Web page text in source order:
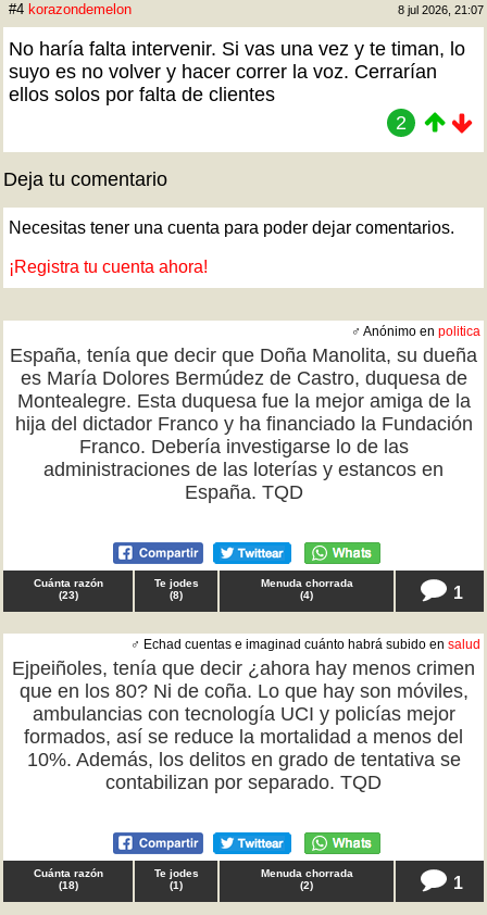
#4 korazondemelon 8 jul 2026, 21:07
No haría falta intervenir. Si vas una vez y te timan, lo
suyo es no volver y hacer correr la voz. Cerrarían
ellos solos por falta de clientes
2
Deja tu comentario
Necesitas tener una cuenta para poder dejar comentarios.
¡Registra tu cuenta ahora!
♂ Anónimo en politica
España, tenía que decir que Doña Manolita, su dueña
es María Dolores Bermúdez de Castro, duquesa de
Montealegre. Esta duquesa fue la mejor amiga de la
hija del dictador Franco y ha financiado la Fundación
Franco. Debería investigarse lo de las
administraciones de las loterías y estancos en
España. TQD
Cuánta razón
(23)
Te jodes
(8)
Menuda chorrada
(4) 1
♂ Echad cuentas e imaginad cuánto habrá subido en salud
Ejpeiñoles, tenía que decir ¿ahora hay menos crimen
que en los 80? Ni de coña. Lo que hay son móviles,
ambulancias con tecnología UCI y policías mejor
formados, así se reduce la mortalidad a menos del
10%. Además, los delitos en grado de tentativa se
contabilizan por separado. TQD
Cuánta razón
(18)
Te jodes
(1)
Menuda chorrada
(2) 1